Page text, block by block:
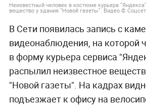
Неизвестный человек в костюме курьера
вещество у здания "Новой газеты". Видео ©
В Сети появилась запись с
видеонаблюдения, на которой
в форму курьера сервиса
распылил неизвестное
"Новой газеты". На кадрах
подъезжает к офису на